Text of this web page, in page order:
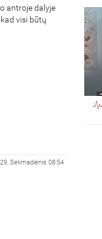
antroje dalyje
visi būtų
Sekmadienis 08:54